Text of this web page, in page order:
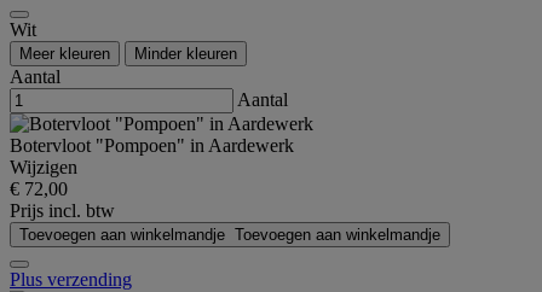
Wit
Meer kleuren Minder kleuren
Aantal
Aantal
Botervloot "Pompoen" in Aardewerk
Wijzigen
€ 72,00
Prijs incl. btw
Toevoegen aan winkelmandje Toevoegen aan winkelmandje
Plus verzending